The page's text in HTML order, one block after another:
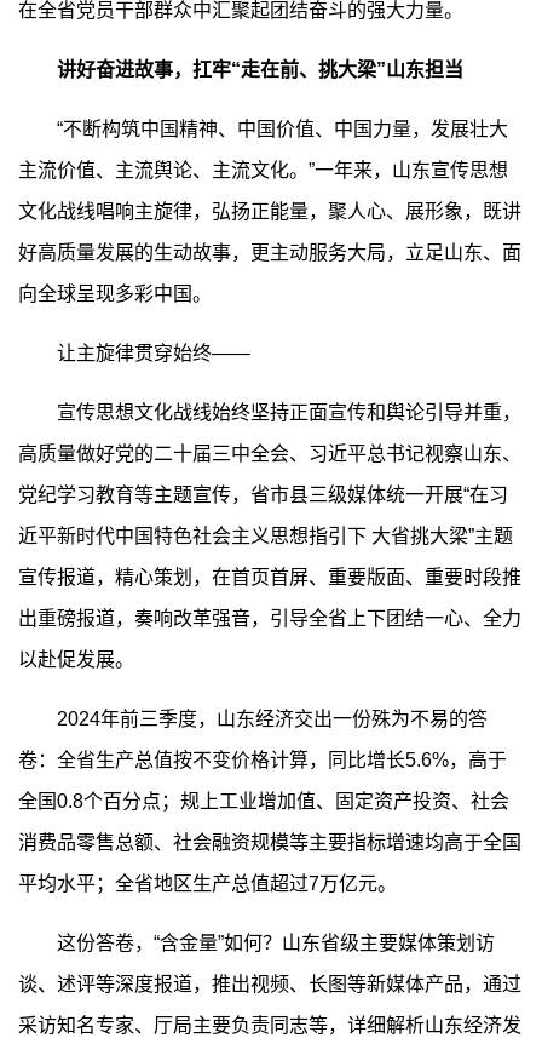
在全省党员干部群众中汇聚起团结奋斗的强大力量。
讲好奋进故事，扛牢“走在前、挑大梁”山东担当
“不断构筑中国精神、中国价值、中国力量，发展壮大
主流价值、主流舆论、主流文化。”一年来，山东宣传思想
文化战线唱响主旋律，弘扬正能量，聚人心、展形象，既讲
好高质量发展的生动故事，更主动服务大局，立足山东、面
向全球呈现多彩中国。
让主旋律贯穿始终——
宣传思想文化战线始终坚持正面宣传和舆论引导并重，
高质量做好党的二十届三中全会、习近平总书记视察山东、
党纪学习教育等主题宣传，省市县三级媒体统一开展“在习
近平新时代中国特色社会主义思想指引下 大省挑大梁”主题
宣传报道，精心策划，在首页首屏、重要版面、重要时段推
出重磅报道，奏响改革强音，引导全省上下团结一心、全力
以赴促发展。
2024年前三季度，山东经济交出一份殊为不易的答
卷：全省生产总值按不变价格计算，同比增长5.6%，高于
全国0.8个百分点；规上工业增加值、固定资产投资、社会
消费品零售总额、社会融资规模等主要指标增速均高于全国
平均水平；全省地区生产总值超过7万亿元。
这份答卷，“含金量”如何？山东省级主要媒体策划访
谈、述评等深度报道，推出视频、长图等新媒体产品，通过
采访知名专家、厅局主要负责同志等，详细解析山东经济发